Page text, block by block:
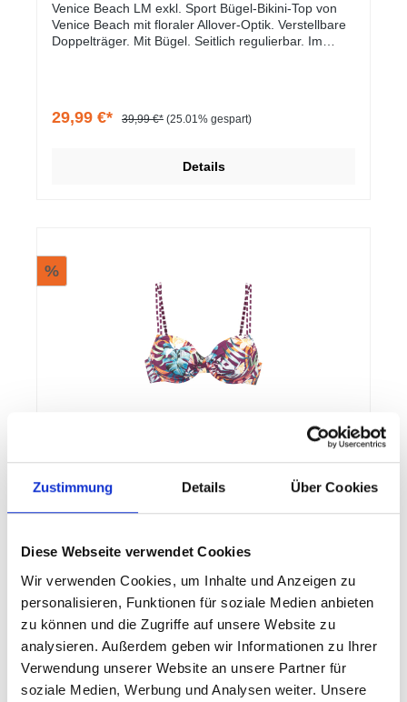
Zustimmung Details Über Cookies
Diese Webseite verwendet Cookies
Wir verwenden Cookies, um Inhalte und Anzeigen zu
personalisieren, Funktionen für soziale Medien anbieten
zu können und die Zugriffe auf unsere Website zu
analysieren. Außerdem geben wir Informationen zu Ihrer
Verwendung unserer Website an unsere Partner für
soziale Medien, Werbung und Analysen weiter. Unsere
Venice Beach LM exkl. Sport Bügel-Bikini-Top von
Venice Beach mit floraler Allover-Optik. Verstellbare
Doppelträger. Mit Bügel. Seitlich regulierbar. Im
29,99 €* 39,99 €* (25.01% gespart)
Details
%
Venice Beach LM exkl. Sport Bügel-Bikini-Top von
Venice Beach mit floraler Allover-Optik. Verstellbare
Rücken zu schließen. Mix-Kini, vielseitig
kombinierbar. Elastische Qualität.
24,99 €* 34,99 €* (28.58% gespart)
Details